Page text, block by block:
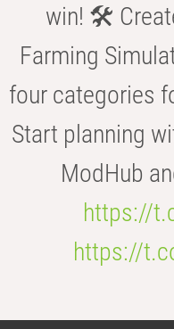
win! 🛠️
Farming
four categories
Start planning
ModHub
https://
https://